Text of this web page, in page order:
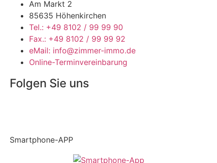
Am Markt 2
85635 Höhenkirchen
Tel.: +49 8102 / 99 99 90
Fax.: +49 8102 / 99 99 92
eMail: info@zimmer-immo.de
Online-Terminvereinbarung
Folgen Sie uns
Smartphone-APP